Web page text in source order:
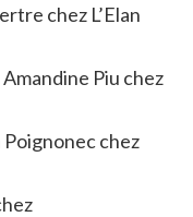
chez L’Elan
Piu chez
Poignonec chez